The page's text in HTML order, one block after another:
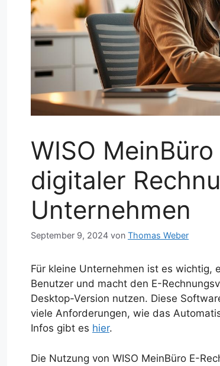
WISO
digitaler
Unternehmen
September 9, 2024 von Thomas Weber
Für kleine Unternehmen ist es wichtig,
Benutzer und macht den E-
Desktop-Version nutzen. Diese
viele Anforderungen, wie das
Infos gibt es hier.
Die Nutzung von WISO MeinBüro E-